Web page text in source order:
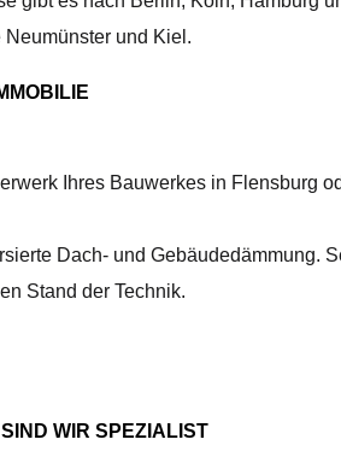
und Kiel.
Ihres Bauwerkes in Flensburg
Dach- und Gebäudedämmung.
Stand der Technik.
WIR SPEZIALIST